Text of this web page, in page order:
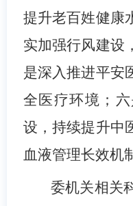
提升老百姓健康
实加强行风建设
是深入推进平安
全医疗环境；
设，持续提升中
血液管理长效机
委机关相关